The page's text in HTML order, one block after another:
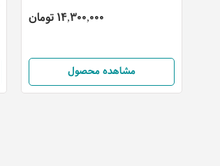
14,300,000 تومان
مشاهده محصول